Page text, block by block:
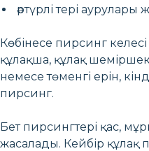
әртүрлі тері аурулары
Көбінесе пирсинг
құлақша, құлақ
немесе төменгі ерін,
пирсинг.
Бет пирсингтері қас,
жасалады. Кейбір құлақ